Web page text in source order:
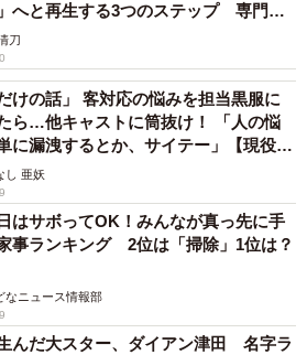
へと再生する3つのステップ 専門家
刀
けの話」 客対応の悩みを担当黒服に
…他キャストに筒抜け！ 「人の悩
に漏洩するとか、サイテー」【現役キ
取材】
し 亜妖
はサボってOK！みんなが真っ先に手
事ランキング 2位は「掃除」1位は？
なニュース情報部
んだ大スター、ダイアン津田 名字ラ